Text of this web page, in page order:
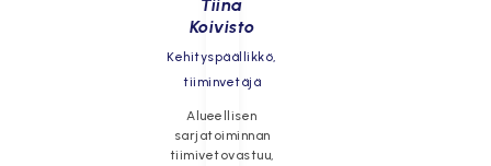
Tiina
Koivisto
Kehityspäällikkö,
tiiminvetäjä
Alueellisen
sarjatoiminnan
tiimivetovastuu,